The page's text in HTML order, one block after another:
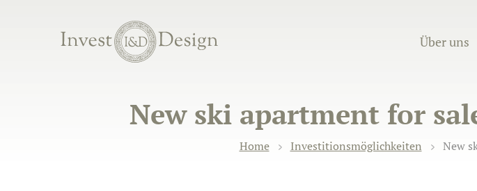
Über uns
New ski apartment for
Home Investitionsmöglichkeiten New